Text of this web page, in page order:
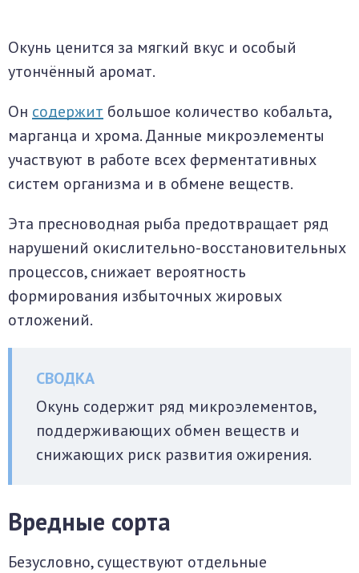
Окунь ценится за мягкий вкус и особый
утончённый аромат.
Он содержит большое количество кобальта,
марганца и хрома. Данные микроэлементы
участвуют в работе всех ферментативных
систем организма и в обмене веществ.
Эта пресноводная рыба предотвращает ряд
нарушений окислительно-восстановительных
процессов, снижает вероятность
формирования избыточных жировых
отложений.
Окунь содержит ряд микроэлементов,
поддерживающих обмен веществ и
снижающих риск развития ожирения.
Вредные сорта
Безусловно, существуют отдельные